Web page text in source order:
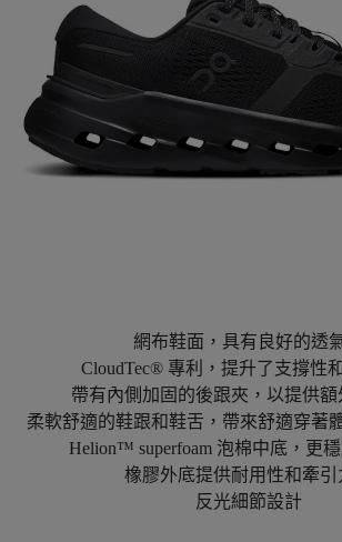
網布鞋面，具有良好的透
CloudTec® 專利，提升了支撐性
帶有內側加固的後跟夾，以提供額
柔軟舒適的鞋跟和鞋舌，帶來舒適穿著
Helion™ superfoam 泡棉中底，更
橡膠外底提供耐用性和牽引
反光細節設計